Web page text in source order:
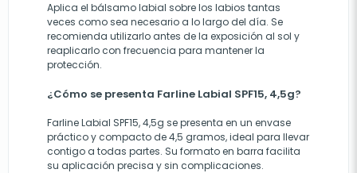
Aplica el bálsamo labial sobre los labios tantas
veces como sea necesario a lo largo del día. Se
recomienda utilizarlo antes de la exposición al sol y
reaplicarlo con frecuencia para mantener la
protección.
¿Cómo se presenta Farline Labial SPF15, 4,5g?
Farline Labial SPF15, 4,5g se presenta en un envase
práctico y compacto de 4,5 gramos, ideal para llevar
contigo a todas partes. Su formato en barra facilita
su aplicación precisa y sin complicaciones.